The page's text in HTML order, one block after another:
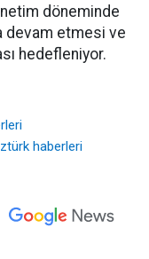
döneminde
devam etmesi ve
hedefleniyor.
haberleri